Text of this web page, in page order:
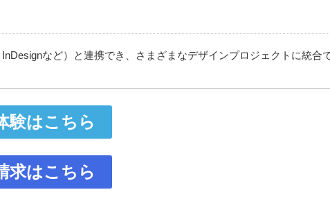
など）と連携でき、さまざまなデザインプロジェクトに統合
験はこちら
求はこちら